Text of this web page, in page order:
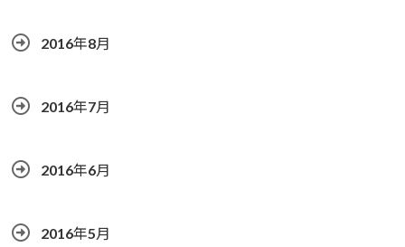
2016年8月
2016年7月
2016年6月
2016年5月